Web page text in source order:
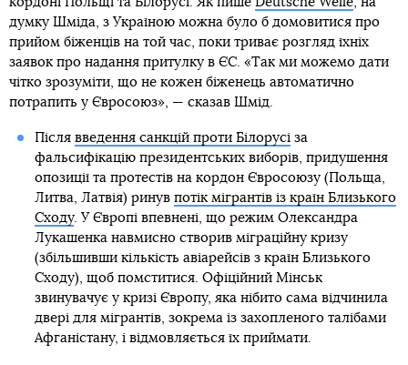
думку Шміда, з Україною можна було б домовитися про
прийом біженців на той час, поки триває розгляд їхніх
заявок про надання притулку в ЄС. «Так ми можемо дати
чітко зрозуміти, що не кожен біженець автоматично
потрапить у Євросоюз», — сказав Шмід.
Після введення санкцій проти Білорусіза
фальсифікацію президентських виборів, придушення
опозиції та протестів на кордон Євросоюзу (Польща,
Литва, Латвія) ринув потік мігрантів із країн Близького
Сходу. У Європі впевнені, що режим Олександра
Лукашенка навмисно створив міграційну кризу
(збільшивши кількість авіарейсів з країн Близького
Сходу), щоб помститися. Офіційний Мінськ
звинувачує у кризі Європу, яка нібито сама відчинила
двері для мігрантів, зокрема із захопленого талібами
Афганістану, і відмовляється їх приймати.